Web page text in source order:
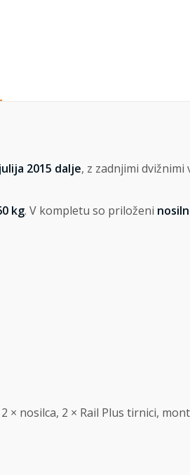
julija 2015 dalje, z zadnjimi
kg. V kompletu so priloženi
× nosilca, 2 × Rail Plus tirnici,